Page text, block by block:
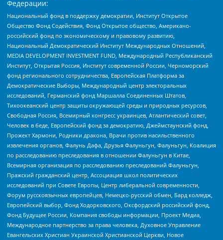
Федерации:
Национальный фонд в поддержку демократии, Институт Открытое
Общество Фонд Содействия, Фонд Открытое общество, Американо-
российский фонд по экономическому и правовому развитию,
Национальный Демократический Институт Международных Отношений,
MEDIA DEVELOPMENT INVESTMENT FUND, Международный Республиканский
Институт, Открытая Россия, Институт современной России, Черноморский
фонд регионального сотрудничества, Европейская Платформа за
Демократические Выборы, Международный центр электоральных
исследований, Германский фонд Маршалла Соединенных Штатов,
Тихоокеанский центр защиты окружающей среды и природных ресурсов,
Свободная Россия, Всемирный конгресс украинцев, Атлантический совет,
Человек в беде, Европейский фонд за демократию, Джеймстаунский фонд,
Прожект Хармони, Родники дракона, Врачи против насильственного
извлечения органов, Фалунь Дафа, Друзья Фалуньгун, Фалуньгун, Коалиция
по расследованию преследования в отношении Фалуньгун в Китае,
Всемирная организация по расследованию преследований Фалуньгун,
Пражский гражданский центр, Ассоциация школ политических
исследований при Совете Европы, Центр либеральной современности,
Форум русскоязычных европейцев, Немецко-русский обмен, Бард колледж,
Европейский выбор, Фонд Ходорковского, Оксфордский российский фонд,
Фонд Будущее России, Компания свободы информации, Проект Медиа,
Международное партнерство за права человека, Духовное Управление
Евангельских Христиан Украинской Христианской Церкви, Новое